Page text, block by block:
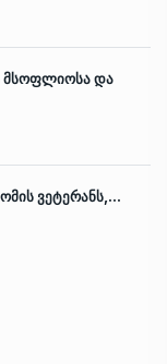
მსოფლიოსა და
ვეტერანს,…